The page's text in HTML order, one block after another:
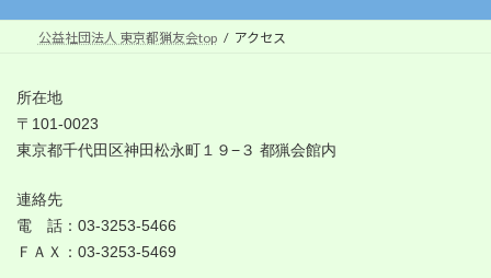
公益社団法人 東京都猟友会top アクセス
所在地
〒101-0023
東京都千代田区神田松永町１９−３ 都猟会館内
連絡先
電 話：03-3253-5466
ＦＡＸ：03-3253-5469